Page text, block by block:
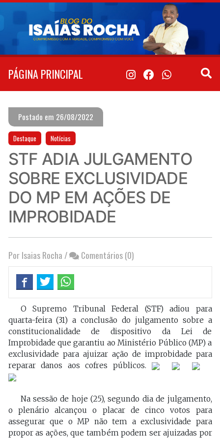
Pular
conteúdo
PÁGINA PRINCIPAL
Postado em 26/08/2022
Destaque Notícias
STF ADIA JULGAMENTO
SOBRE EXCLUSIVIDADE
DO MP EM AÇÕES DE
IMPROBIDADE
Por Isaias Rocha / Comentários (0)
O Supremo Tribunal Federal (STF) adiou para
quarta-feira (31) a conclusão do julgamento sobre a
constitucionalidade de dispositivo da Lei de
Improbidade que garantiu ao Ministério Público (MP) a
exclusividade para ajuizar ação de improbidade para
reparar danos aos cofres públicos.
Na sessão de hoje (25), segundo dia de julgamento,
o plenário alcançou o placar de cinco votos para
assegurar que o MP não tem a exclusividade para
propor as ações, que também podem ser ajuizadas por